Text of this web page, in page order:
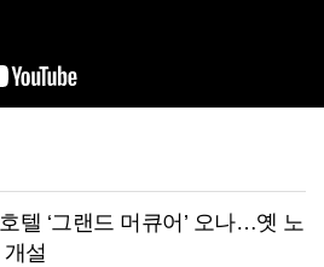
텔 ‘그랜드 머큐어’ 오나…옛 노
설